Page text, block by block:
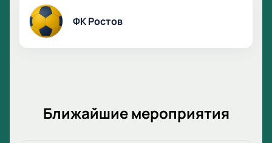
ФК Ростов
Ближайшие мероприятия